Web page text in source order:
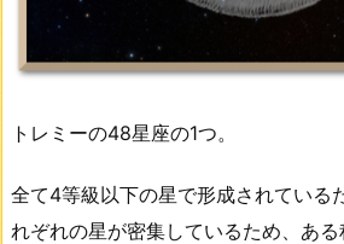
トレミーの48星座の1つ。
全て4等級以下の星で形成されている
れぞれの星が密集しているため、ある